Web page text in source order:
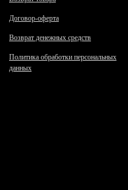
Договор-оферта
Возврат денежных средств
Политика обработки персональных
данных